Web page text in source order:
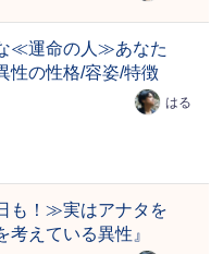
≪運命の人≫あなた
性の性格/容姿/特徴
はる
も！≫実はアナタを
考えている異性』